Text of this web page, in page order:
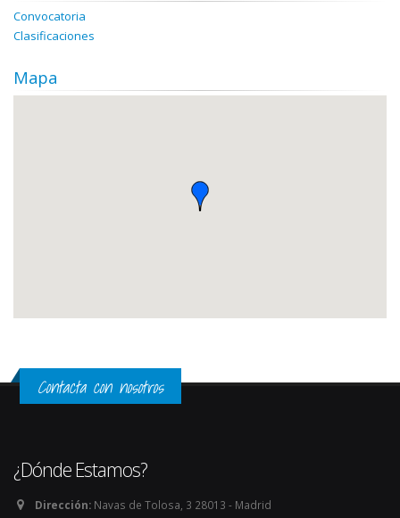
Convocatoria
Clasificaciones
Mapa
Contacta con nosotros
¿Dónde Estamos?
Dirección: Navas de Tolosa, 3 28013 - Madrid